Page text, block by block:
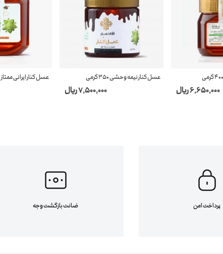
6,650,000 ریال
عسل کنار نیمه وحشی 350 گرمی
7,500,000 ریال
عسل کنار ایرانی ممتاز 800 گرمی
پرداخت امن ضانت بازگشت وجه